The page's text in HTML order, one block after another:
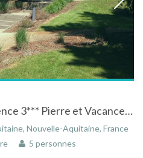
Appartement dans résidence 3*** Pierre et Vacances à Moliets-et-Maa avec piscine et vue sur le golf
Nouvelle-Aquitaine, France
5 personnes